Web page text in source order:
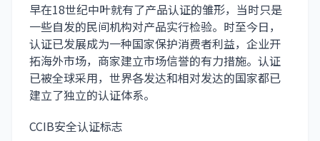
早在18世纪中叶就有了产品认证的雏形，当时只是
一些自发的民间机构对产品实行检验。时至今日，
认证已发展成为一种国家保护消费者利益，企业开
拓海外市场，商家建立市场信誉的有力措施。认证
已被全球采用，世界各发达和相对发达的国家都已
建立了独立的认证体系。
CCIB安全认证标志